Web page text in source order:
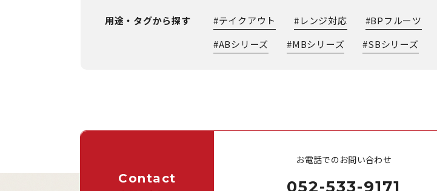
用途・タグから探す #テイクアウト #レンジ対応 #BPフルーツ
#ABシリーズ #MBシリーズ #SBシリーズ
Contact
お電話でのお問い合わせ
052-533-9171